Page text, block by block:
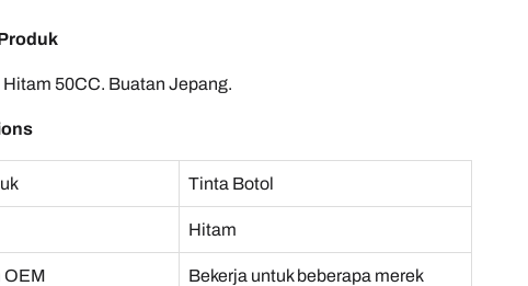
50CC. Buatan Jepang.
Tinta Botol
Hitam
OEM Bekerja untuk beberapa merek